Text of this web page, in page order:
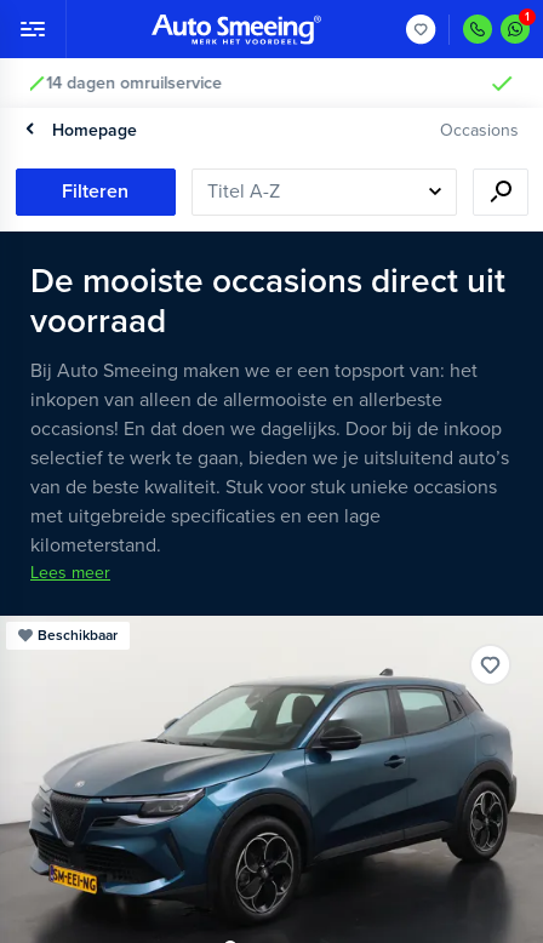
Vakkundig gecontroleerd >
Homepage Occasions
Filteren
De mooiste occasions direct uit
voorraad
Bij Auto Smeeing maken we er een topsport van: het
inkopen van alleen de allermooiste en allerbeste
occasions! En dat doen we dagelijks. Door bij de inkoop
selectief te werk te gaan, bieden we je uitsluitend auto’s
van de beste kwaliteit. Stuk voor stuk unieke occasions
met uitgebreide specificaties en een lage
kilometerstand.
Lees meer
Beschikbaar